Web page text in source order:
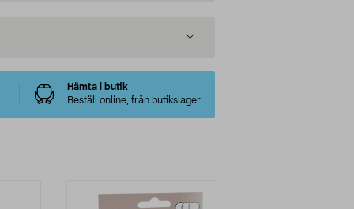
Hämta i butik
Beställ online, från butikslager